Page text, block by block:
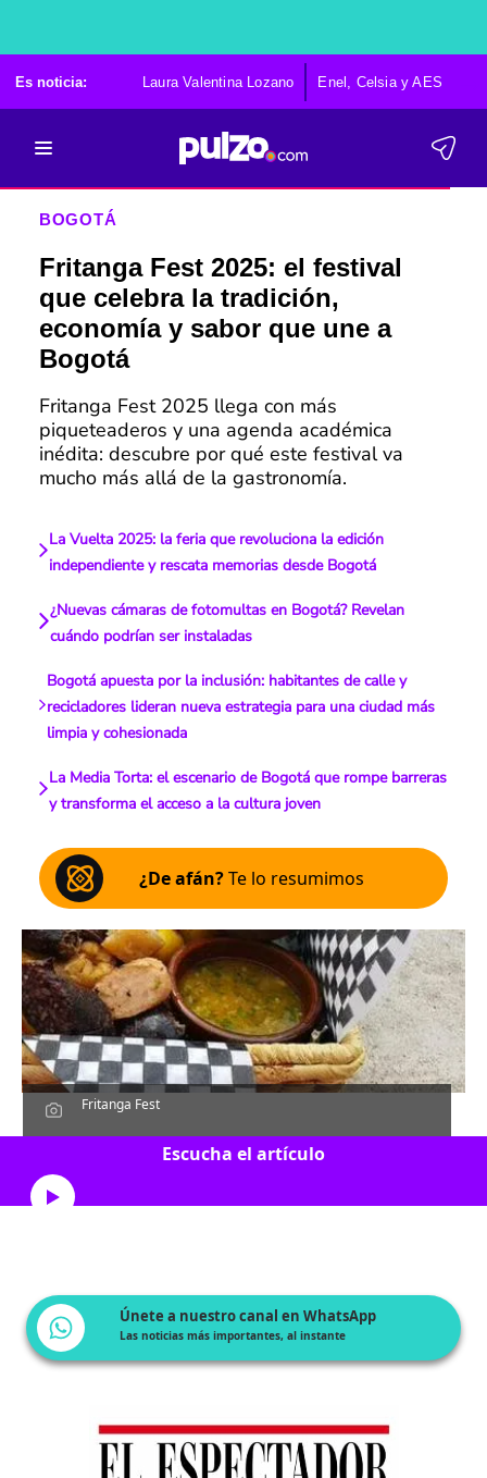
Es noticia: Laura Valentina Lozano Enel, Celsia y AES
BOGOTÁ
Fritanga Fest 2025: el festival
que celebra la tradición,
economía y sabor que une a
Bogotá
Fritanga Fest 2025 llega con más
piqueteaderos y una agenda académica
inédita: descubre por qué este festival va
mucho más allá de la gastronomía.
La Vuelta 2025: la feria que revoluciona la edición
independiente y rescata memorias desde Bogotá
¿Nuevas cámaras de fotomultas en Bogotá? Revelan
cuándo podrían ser instaladas
Bogotá apuesta por la inclusión: habitantes de calle y
recicladores lideran nueva estrategia para una ciudad más
limpia y cohesionada
La Media Torta: el escenario de Bogotá que rompe barreras
y transforma el acceso a la cultura joven
¿De afán?Te lo resumimos
Fritanga Fest
Escucha el artículo
Únete a nuestro canal en WhatsApp
Las noticias más importantes, al instante